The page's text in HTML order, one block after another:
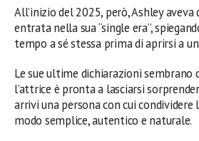
All’inizio del 2025, però, Ashley aveva
entrata nella sua “single era”,
tempo a sé stessa prima di aprirsi a
Le sue ultime dichiarazioni sembrano
l’attrice è pronta a lasciarsi
arrivi una persona con cui
modo semplice, autentico e naturale.